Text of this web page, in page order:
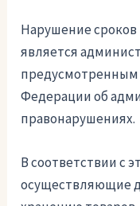
Нарушение сроков
является
предусмотренным
Федерации об
правонарушениях.
В соответствии с
осуществляющие